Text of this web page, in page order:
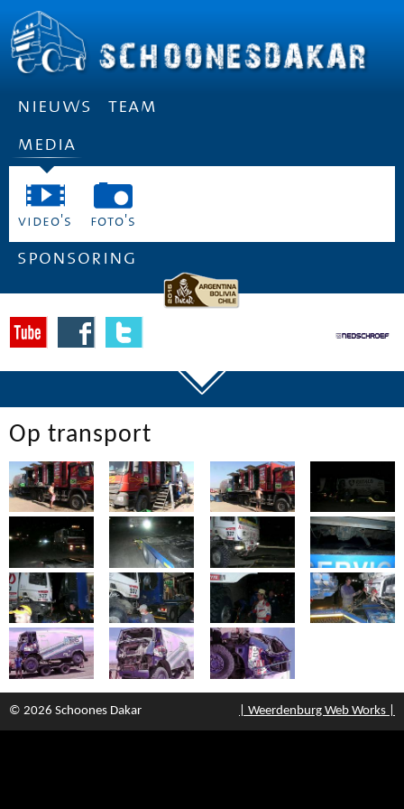
nieuws
team
media
video's foto's
sponsoring
Op transport
© 2026 Schoones Dakar | Weerdenburg Web Works |